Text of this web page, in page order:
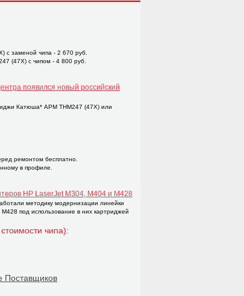
с заменой чипа - 2 670 руб.
(47X) с чипом - 4 800 руб.
появился новый российский
Катюша* APM THM247 (47X) или
ремонтом бесплатно.
в профиле.
НР LaserJet M304, M404 и M428
методику модернизации линейки
под использование в них картриджей
чипа):